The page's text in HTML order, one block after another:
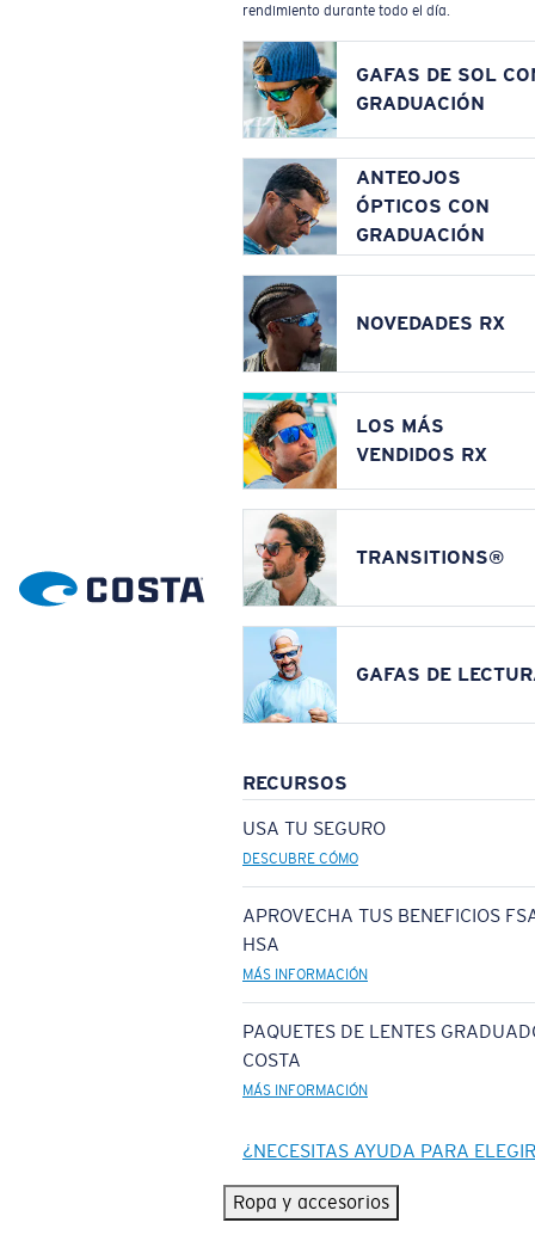
rendimiento durante todo el día.
GAFAS DE SOL
GRADUACIÓN
ANTEOJOS
ÓPTICOS CON
GRADUACIÓN
NOVEDADES RX
LOS MÁS
VENDIDOS RX
TRANSITIONS®
GAFAS DE
RECURSOS
USA TU SEGURO
DESCUBRE CÓMO
APROVECHA TUS BENEFICIOS
HSA
MÁS INFORMACIÓN
PAQUETES DE LENTES
COSTA
MÁS INFORMACIÓN
¿NECESITAS AYUDA PARA
Ropa y accesorios